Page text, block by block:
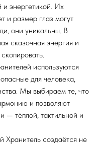
и энергетикой. Их
и размер глаз могут
они уникальны. В
сказочная энергия и
используются
для человека,
Мы выбираем те, что
и позволяют
— тёплой, тактильной и
Хранитель создаётся не